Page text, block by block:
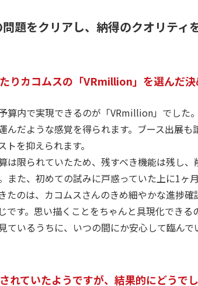
題をクリアし、納得のクオリティ
りカコムスの「VRmillion」を選んだ
算内で実現できるのが「VRmillion」でした
んだような感覚を得られます。ブース出展
を抑えられます。
は限られていたため、残すべき機能は残し
また、初めての試みに戸惑っていた上に1
たのは、カコムスさんのきめ細やかな進捗
です。思い描くことをちゃんと具現化でき
ているうちに、いつの間にか安心して臨んで
れていたようですが、結果的にどうで